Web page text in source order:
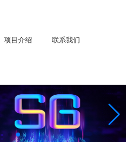
项目介绍 联系我们